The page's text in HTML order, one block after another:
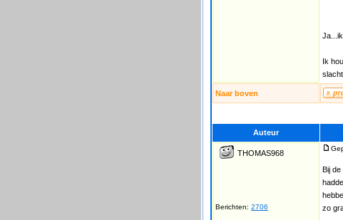
Ik
Naar boven
Auteur
THOMAS968
Berichten: 2706
Bij
zo